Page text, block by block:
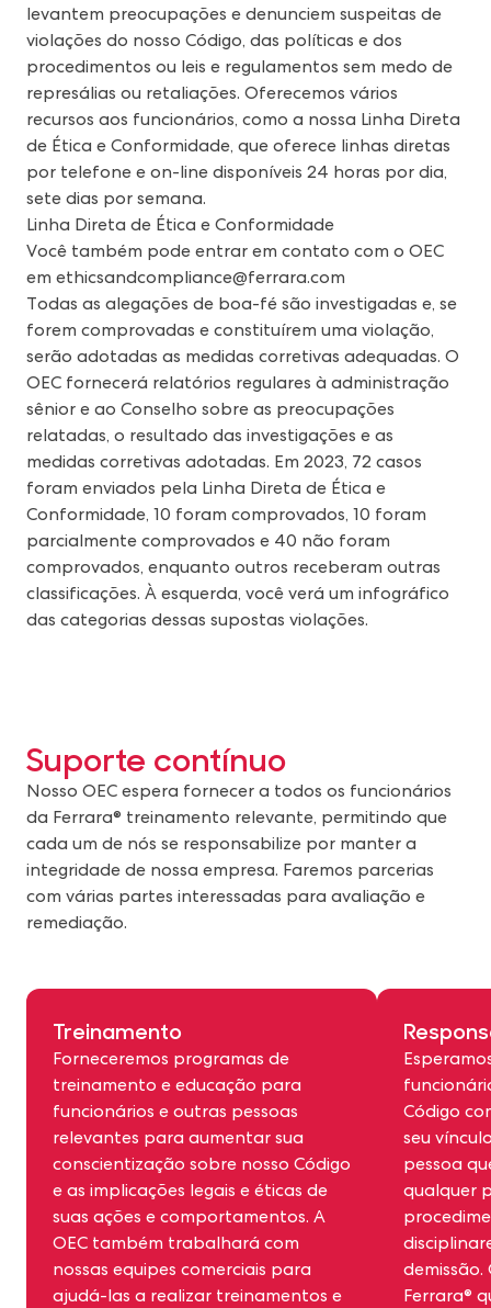
levantem preocupações e denunciem suspeitas de
violações do nosso Código, das políticas e dos
procedimentos ou leis e regulamentos sem medo de
represálias ou retaliações. Oferecemos vários
recursos aos funcionários, como a nossa Linha Direta
de Ética e Conformidade, que oferece linhas diretas
por telefone e on-line disponíveis 24 horas por dia,
sete dias por semana.
Linha Direta de Ética e Conformidade
Você também pode entrar em contato com o OEC
em ethicsandcompliance@ferrara.com
Todas as alegações de boa-fé são investigadas e, se
forem comprovadas e constituírem uma violação,
serão adotadas as medidas corretivas adequadas. O
OEC fornecerá relatórios regulares à administração
sênior e ao Conselho sobre as preocupações
relatadas, o resultado das investigações e as
medidas corretivas adotadas. Em 2023, 72 casos
foram enviados pela Linha Direta de Ética e
Conformidade, 10 foram comprovados, 10 foram
parcialmente comprovados e 40 não foram
comprovados, enquanto outros receberam outras
classificações. À esquerda, você verá um infográfico
das categorias dessas supostas violações.
Suporte contínuo
Nosso OEC espera fornecer a todos os funcionários
da Ferrara® treinamento relevante, permitindo que
cada um de nós se responsabilize por manter a
integridade de nossa empresa. Faremos parcerias
com várias partes interessadas para avaliação e
remediação.
Treinamento
Forneceremos programas de
treinamento e educação para
funcionários e outras pessoas
relevantes para aumentar sua
conscientização sobre nosso Código
e as implicações legais e éticas de
suas ações e comportamentos. A
OEC também trabalhará com
nossas equipes comerciais para
ajudá-las a realizar treinamentos e
Código
seu
pessoa
qualquer
Ferrara®